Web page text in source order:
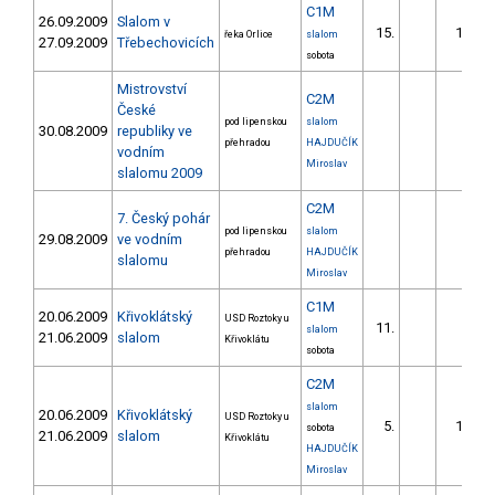
26.09.2009
27.09.2009
Slalom v
Třebechovicích
řeka Orlice
C1M
slalom
sobota
15. 19.30
30.08.2009
Mistrovství
České
republiky ve
vodním
slalomu 2009
pod lipenskou
přehradou
C2M
slalom
HAJDUČÍK
Miroslav
29.08.2009
7. Český pohár
ve vodním
slalomu
pod lipenskou
přehradou
C2M
slalom
HAJDUČÍK
Miroslav
20.06.2009
21.06.2009
Křivoklátský
slalom
USD Roztoky u
Křivoklátu
C1M
slalom
sobota
11.
20.06.2009
21.06.2009
Křivoklátský
slalom
USD Roztoky u
Křivoklátu
C2M
slalom
sobota
HAJDUČÍK
Miroslav
5. 13.95